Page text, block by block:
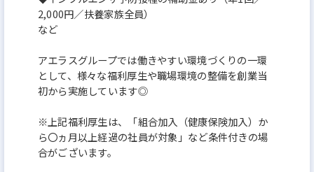
2,000円／扶養家族全員）
など
アエラスグループでは働きやすい環境づくりの一環
として、様々な福利厚生や職場環境の整備を創業当
初から実施しています◎
※上記福利厚生は、「組合加入（健康保険加入）か
ら〇ヵ月以上経過の社員が対象」など条件付きの場
合がございます。